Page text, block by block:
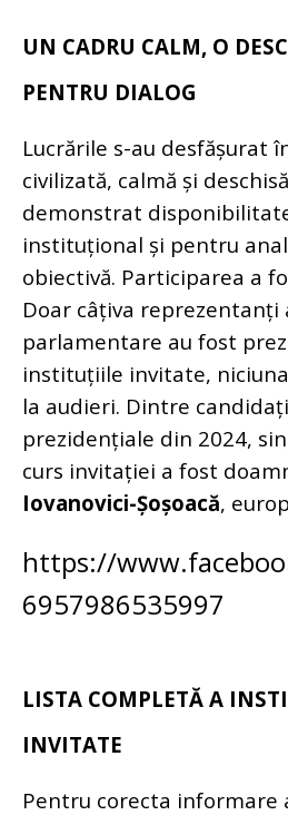
UN CADRU CALM, O
PENTRU DIALOG
Lucrările s-au desfășurat
civilizată, calmă și
demonstrat
instituțional și pentru
obiectivă. Participarea a
Doar câțiva reprezentanți
parlamentare au fost
instituțiile invitate,
la audieri. Dintre
prezidențiale din 2024,
curs invitației a fost
Iovanovici-Șoșoacă,
https://
6957986535997
LISTA COMPLETĂ A
INVITATE
Pentru corecta informare